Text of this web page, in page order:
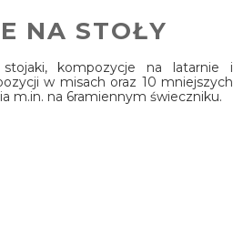
NA STOŁY
kompozycje na latarnie i
w misach oraz 10 mniejszych
m.in. na 6ramiennym świeczniku.